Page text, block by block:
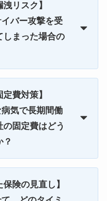
リスク】
バー攻撃を受
しまった場合の
費対策】
気で長期間働
固定費はどう
険の見直し】